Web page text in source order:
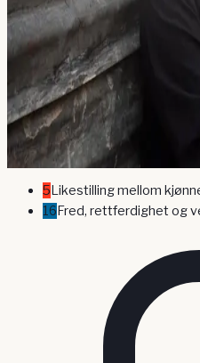
Identitet beskyttet
5Likestilling mellom
16Fred, rettferdighet og